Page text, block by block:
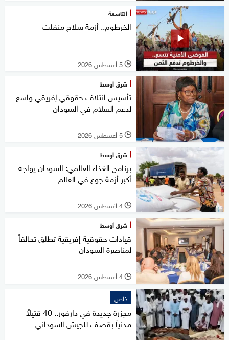
التاسعة
الخرطوم.. أزمة سلاح منفلت
l 5 أغسطس 2026
شرق أوسط
تأسيس ائتلاف حقوقي إفريقي واسع
لدعم السلام في السودان
l 5 أغسطس 2026
شرق أوسط
برنامج الغذاء العالمي: السودان يواجه
أكبر أزمة جوع في العالم
l 4 أغسطس 2026
شرق أوسط
قيادات حقوقية إفريقية تطلق تحالفاً
لمناصرة السودان
l 4 أغسطس 2026
خاص
مجزرة جديدة في دارفور.. 40 قتيلاً
مدنياً بقصف للجيش السوداني